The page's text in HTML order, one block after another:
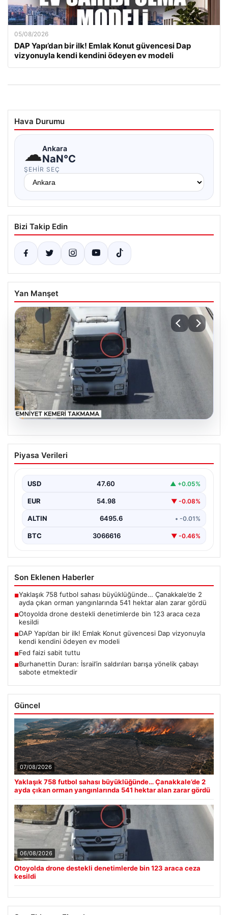
05/08/2026
DAP Yapı’dan bir ilk! Emlak Konut güvencesi Dap
vizyonuyla kendi kendini ödeyen ev modeli
Hava Durumu
☁Ankara
NaN°C
ŞEHIR SEÇ
Bizi Takip Edin
Yan Manşet
06.08.2026
Otoyolda drone destekli denetimlerde
bin 123 araca ceza kesildi
sürdürdüğü drone destekli otoyol denetimlerinde
yoğun bir kontrol…
Piyasa Verileri
USD 47.60 ▲ +0.05%
EUR 54.98 ▼ -0.08%
ALTIN 6495.6 • -0.01%
BTC 3066616 ▼ -0.46%
Son Eklenen Haberler
■Yaklaşık 758 futbol sahası büyüklüğünde… Çanakkale’de 2
ayda çıkan orman yangınlarında 541 hektar alan zarar gördü
■Otoyolda drone destekli denetimlerde bin 123 araca ceza
kesildi
■DAP Yapı’dan bir ilk! Emlak Konut güvencesi Dap vizyonuyla
kendi kendini ödeyen ev modeli
■Fed faizi sabit tuttu
■Burhanettin Duran: İsrail’in saldırıları barışa yönelik çabayı
sabote etmektedir
Güncel
07/08/2026
Yaklaşık 758 futbol sahası büyüklüğünde… Çanakkale’de 2
ayda çıkan orman yangınlarında 541 hektar alan zarar gördü
06/08/2026
Otoyolda drone destekli denetimlerde bin 123 araca ceza
kesildi